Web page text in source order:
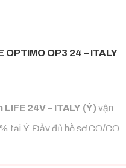
OP3 24 – ITALY
24V – ITALY (Ý) vận
tại Ý. Đầy đủ hồ sơ CO/CQ